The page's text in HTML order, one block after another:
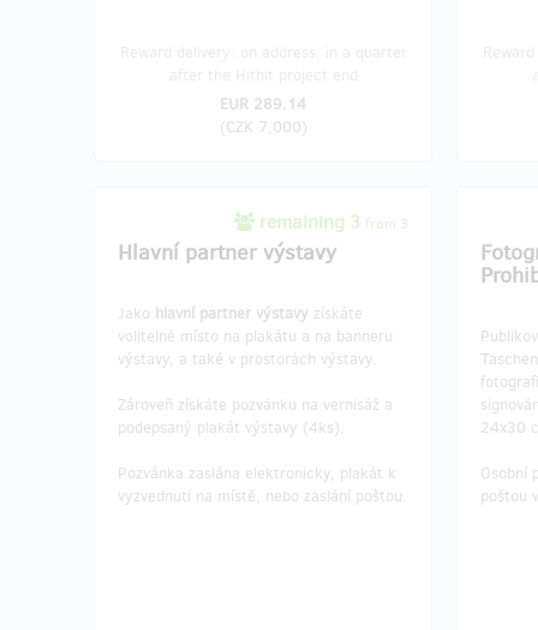
EUR 289.14
(CZK 7,000)
remaining 3 from 3
Hlavní partner výstavy
Jako hlavní partner výstavy získáte
volitelné místo na plakátu a na banneru
výstavy, a také v prostorách výstavy.
Zároveň získáte pozvánku na vernisáž a
podepsaný plakát výstavy (4ks).
Pozvánka zaslána elektronicky, plakát k
vyzvednutí na místě, nebo zaslání poštou.
24x30
Osobní
poštou